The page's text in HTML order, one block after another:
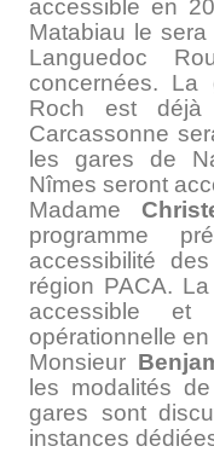
accessible en
Matabiau le
Languedoc
concernées. La
Roch est déjà
Carcassonne
les gares de
Nîmes seront
Madame
programme
accessibilité
région PACA.
accessible
opérationnelle en
Monsieur
les modalités
gares sont
instances